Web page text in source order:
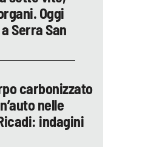
Oggi
Serra San
carbonizzato
nelle
indagini